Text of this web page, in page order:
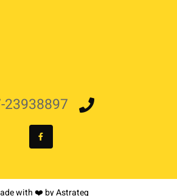
23938897
with ❤️ by Astrateg